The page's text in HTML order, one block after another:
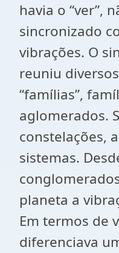
havia o “ver”,
sincronizado
vibrações. O
reuniu
“famílias”,
aglomerados.
constelações,
sistemas.
planeta a
Em termos de
diferenciava